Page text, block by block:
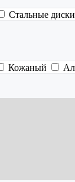
Стальные диски
Кожаный